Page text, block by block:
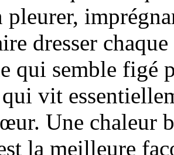
pleurer,
dresser
qui semble figé
vit
Une chaleur
la meilleure